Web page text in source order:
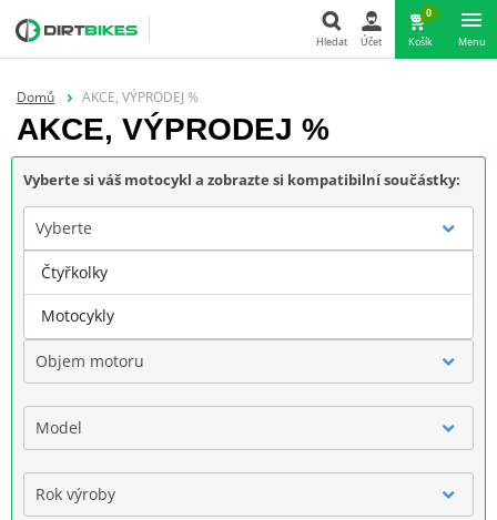
Hledat Účet
0
Košík Menu
Domů AKCE, VÝPRODEJ %
AKCE, VÝPRODEJ %
Vyberte si váš motocykl a zobrazte si kompatibilní součástky:
Vyberte
Značka
Objem motoru
Model
Rok výroby
Čtyřkolky
Motocykly